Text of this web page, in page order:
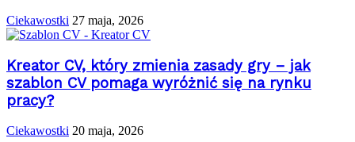
Ciekawostki 27 maja, 2026
Kreator CV, który zmienia zasady gry – jak
szablon CV pomaga wyróżnić się na rynku
pracy?
Ciekawostki 20 maja, 2026